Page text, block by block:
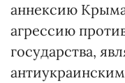
аннексию
агрессию
государства,